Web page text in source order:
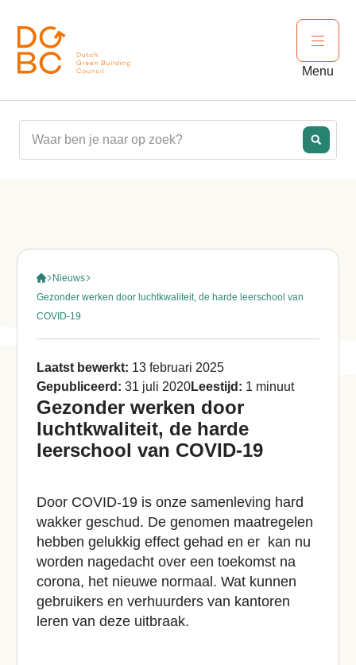
Open
Menu
Nieuws
Gezonder werken door luchtkwaliteit, de harde leerschool van
COVID-19
Laatst bewerkt: 13 februari 2025
Gepubliceerd:31 juli 2020Leestijd: 1 minuut
Gezonder werken door
luchtkwaliteit, de harde
leerschool van COVID-19
Door COVID-19 is onze samenleving hard
wakker geschud. De genomen maatregelen
hebben gelukkig effect gehad en er kan nu
worden nagedacht over een toekomst na
corona, het nieuwe normaal. Wat kunnen
gebruikers en verhuurders van kantoren
leren van deze uitbraak.